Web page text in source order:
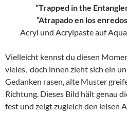
“Trapped in the
“Atrapado en los
Acryl und Acrylpaste auf
Vielleicht kennst du diesen
vieles, doch innen zieht sich ein
Gedanken rasen, alte Muster
Richtung. Dieses Bild hält genau
fest und zeigt zugleich den leisen